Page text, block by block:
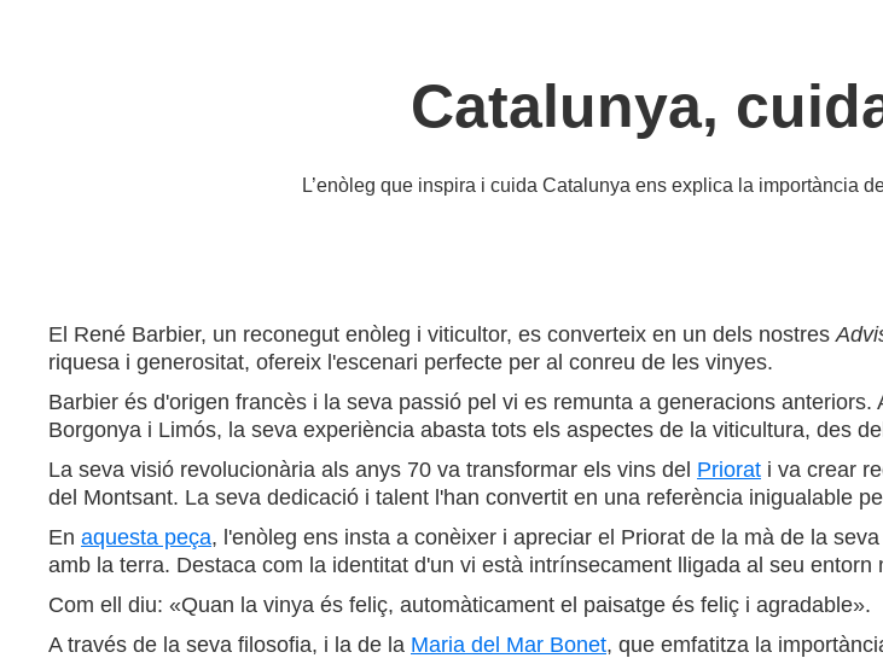
Catalunya,
L’enòleg que inspira i cuida Catalunya ens explica la importància
El René Barbier, un reconegut enòleg i viticultor, es converteix en un dels nostres
riquesa i generositat, ofereix l'escenari perfecte per al conreu de les vinyes.
Barbier és d'origen francès i la seva passió pel vi es remunta a generacions
Borgonya i Limós, la seva experiència abasta tots els aspectes de la viticultura, des
La seva visió revolucionària als anys 70 va transformar els vins del Priorat i va crear
del Montsant. La seva dedicació i talent l'han convertit en una referència inigualable
En aquesta peça, l'enòleg ens insta a conèixer i apreciar el Priorat de la mà de la
amb la terra. Destaca com la identitat d'un vi està intrínsecament lligada al seu entorn
Com ell diu: «Quan la vinya és feliç, automàticament el paisatge és feliç i agradable».
A través de la seva filosofia, i la de la Maria del Mar Bonet, que emfatitza la